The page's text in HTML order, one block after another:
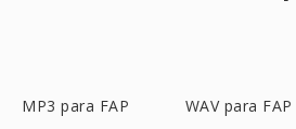
MP3 para FAP WAV para FAP